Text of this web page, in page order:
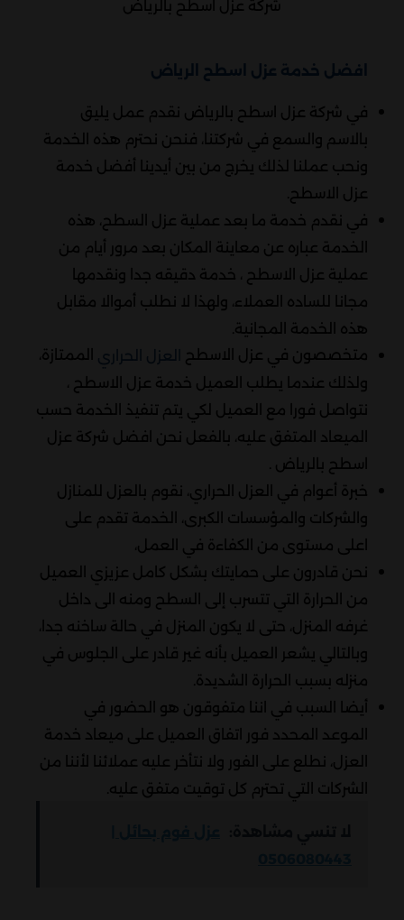
شركة عزل اسطح بالرياض
افضل خدمة عزل اسطح الرياض
في شركة عزل اسطح بالرياض نقدم عمل يليق
بالاسم والسمع في شركتنا، فنحن نحترم هذه الخدمة
ونحب عملنا لذلك يخرج من بين أيدينا أفضل خدمة
عزل الاسطح.
في نقدم خدمة ما بعد عملية عزل السطح، هذه
الخدمة عباره عن معاينة المكان بعد مرور أيام من
عملية عزل الاسطح ، خدمة دقيقه جدا ونقدمها
مجانا للساده العملاء، ولهذا لا نطلب أموالا مقابل
هذه الخدمة المجانية.
متخصصون في عزل الاسطح
الممتازة،
ولذلك عندما يطلب العميل خدمة عزل الاسطح ،
نتواصل فورا مع العميل لكي يتم تنفيذ الخدمة حسب
الميعاد المتفق عليه، بالفعل نحن افضل شركة عزل
اسطح بالرياض .
خبرة أعوام في العزل الحراري، نقوم بالعزل للمنازل
والشركات والمؤسسات الكبرى، الخدمة تقدم على
اعلى مستوى من الكفاءة في العمل،
نحن قادرون على حمايتك بشكل كامل عزيزي العميل
من الحرارة التي تتسرب إلى السطح ومنه الى داخل
غرفه المنزل، حتى لا يكون المنزل في حالة ساخنه جدا،
وبالتالي يشعر العميل بأنه غير قادر على الجلوس في
منزله بسبب الحرارة الشديدة.
أيضا السبب في اننا متفوقون هو الحضور في
الموعد المحدد فور اتفاق العميل على ميعاد خدمة
العزل، نطلع على الفور ولا نتأخر عليه عملائنا لأننا من
الشركات التي تحترم كل توقيت متفق عليه.